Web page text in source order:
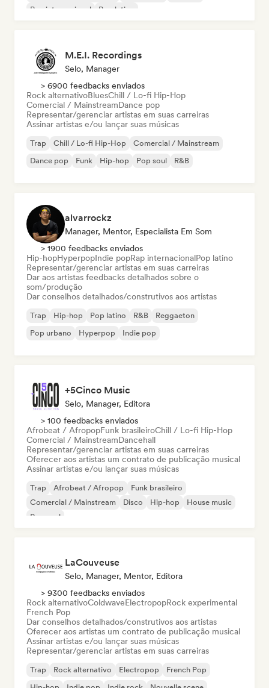
Rap internacional
Pop latino
M.E.I. Recordings
Selo, Manager
> 6900 feedbacks enviados
Rock alternativoBluesChill / Lo-fi Hip-Hop
Comercial / MainstreamDance pop
Representar/gerenciar artistas em suas carreiras
Assinar artistas e/ou lançar suas músicas
Trap Chill / Lo-fi Hip-Hop
Comercial / Mainstream
Dance pop
Funk Hip-hop Pop soul R&B
alvarrockz
Manager, Mentor, Especialista Em Som
> 1900 feedbacks enviados
Hip-hopHyperpopIndie popRap internacionalPop latino
Representar/gerenciar artistas em suas carreiras
Dar aos artistas feedbacks detalhados sobre o
som/produção
Dar conselhos detalhados/construtivos aos artistas
Trap Hip-hop Pop latino R&B
Reggaeton
Pop urbano
Hyperpop Indie pop
+5Cinco Music
Selo, Manager, Editora
> 100 feedbacks enviados
Afrobeat / AfropopFunk brasileiroChill / Lo-fi Hip-Hop
Comercial / MainstreamDancehall
Representar/gerenciar artistas em suas carreiras
Oferecer aos artistas um contrato de publicação musical
Assinar artistas e/ou lançar suas músicas
Trap Afrobeat / Afropop
Funk brasileiro
Comercial / Mainstream
Disco Hip-hop
House music
Pop soul
LaCouveuse
Selo, Manager, Mentor, Editora
> 9300 feedbacks enviados
Rock alternativoColdwaveElectropopRock experimental
French Pop
Dar conselhos detalhados/construtivos aos artistas
Oferecer aos artistas um contrato de publicação musical
Assinar artistas e/ou lançar suas músicas
Representar/gerenciar artistas em suas carreiras
Trap Rock alternativo Electropop
French Pop